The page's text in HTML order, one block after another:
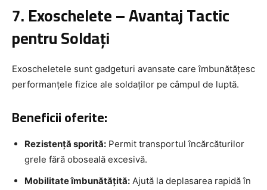
7. Exoschelete – Avantaj Tactic
pentru Soldați
Exoscheletele sunt gadgeturi avansate care îmbunătățesc
performanțele fizice ale soldaților pe câmpul de luptă.
Beneficii oferite:
Rezistență sporită: Permit transportul încărcăturilor
grele fără oboseală excesivă.
Mobilitate îmbunătățită: Ajută la deplasarea rapidă în